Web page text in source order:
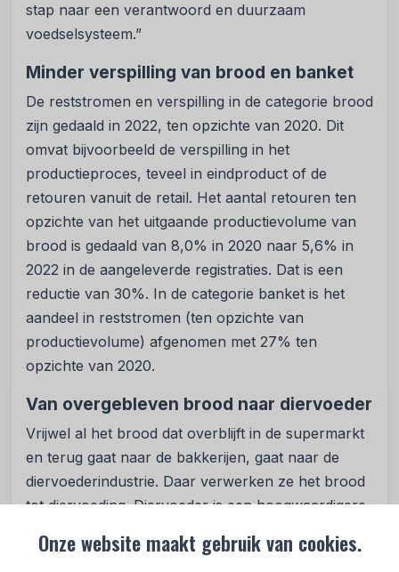
Onze website maakt gebruik van cookies.
stap naar een verantwoord en duurzaam
voedselsysteem.”
Minder verspilling van brood en banket
De reststromen en verspilling in de categorie brood
zijn gedaald in 2022, ten opzichte van 2020. Dit
omvat bijvoorbeeld de verspilling in het
productieproces, teveel in eindproduct of de
retouren vanuit de retail. Het aantal retouren ten
opzichte van het uitgaande productievolume van
brood is gedaald van 8,0% in 2020 naar 5,6% in
2022 in de aangeleverde registraties. Dat is een
reductie van 30%. In de categorie banket is het
aandeel in reststromen (ten opzichte van
productievolume) afgenomen met 27% ten
opzichte van 2020.
Van overgebleven brood naar diervoeder
Vrijwel al het brood dat overblijft in de supermarkt
en terug gaat naar de bakkerijen, gaat naar de
diervoederindustrie. Daar verwerken ze het brood
tot diervoeding. Diervoeder is een hoogwaardigere
bijvoorbeeld vergisting, compostering of